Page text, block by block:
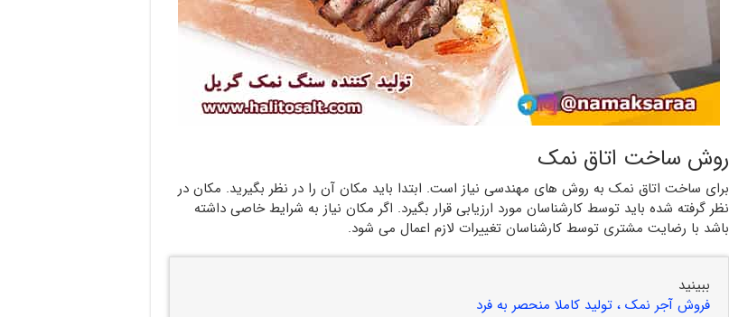
روش ساخت اتاق نمک
برای ساخت اتاق نمک به روش های مهندسی نیاز است. ابتدا باید مکان آن را در نظر بگیرید. مکان در
نظر گرفته شده باید توسط کارشناسان مورد ارزیابی قرار بگیرد. اگر مکان نیاز به شرایط خاصی داشته
باشد با رضایت مشتری توسط کارشناسان تغییرات لازم اعمال می شود.
ببینید
فروش آجر نمک ، تولید کاملا منحصر به فرد